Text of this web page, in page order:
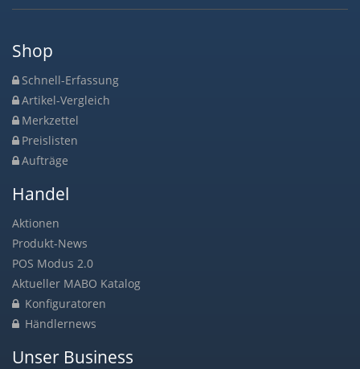
Shop
Schnell-Erfassung
Artikel-Vergleich
Merkzettel
Preislisten
Aufträge
Handel
Aktionen
Produkt-News
POS Modus 2.0
Aktueller MABO Katalog
Konfiguratoren
Händlernews
Unser Business